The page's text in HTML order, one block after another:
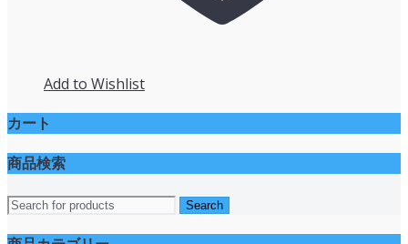
Add to Wishlist
カート
商品検索